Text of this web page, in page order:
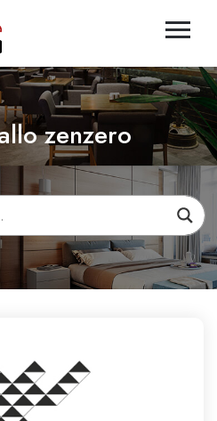
zenzero